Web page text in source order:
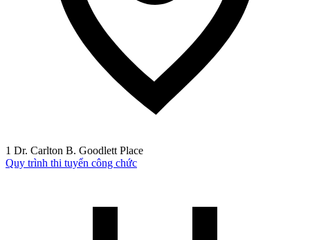
1 Dr. Carlton B. Goodlett Place
Quy trình thi tuyển công chức